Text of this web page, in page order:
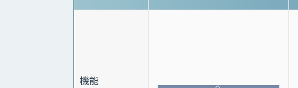
機能